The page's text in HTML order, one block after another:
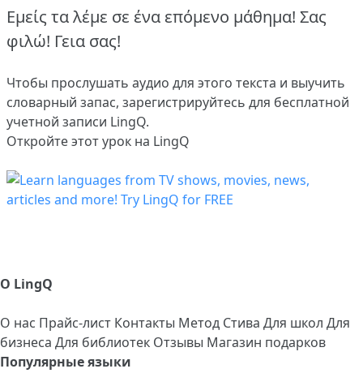
Εμείς τα λέμε σε ένα επόμενο μάθημα! Σας
φιλώ! Γεια σας!
Чтобы прослушать аудио для этого текста и выучить
словарный запас, зарегистрируйтесь для бесплатной
учетной записи LingQ.
Откройте этот урок на LingQ
О LingQ
О нас Прайс-лист Контакты Метод Стива Для школ Для
бизнеса Для библиотек Отзывы Магазин подарков
Популярные языки